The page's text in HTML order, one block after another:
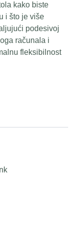
kako biste
i što je više
podesivoj
računala i
fleksibilnost